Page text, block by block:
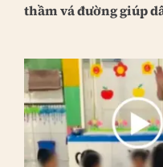
thầm vá đường giúp